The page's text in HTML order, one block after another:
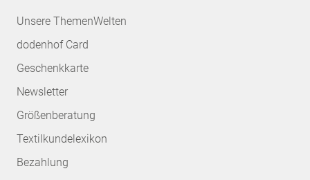
Unsere ThemenWelten
dodenhof Card
Geschenkkarte
Newsletter
Größenberatung
Textilkundelexikon
Bezahlung